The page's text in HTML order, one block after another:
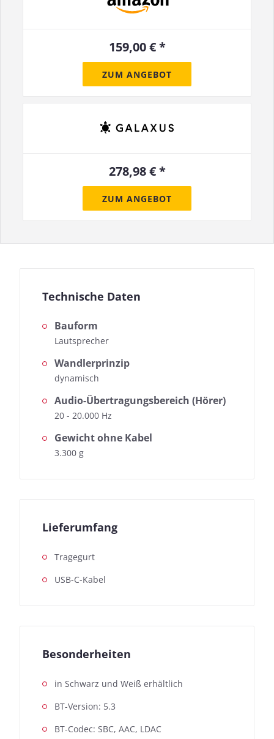
159,00 € *
ZUM ANGEBOT
278,98 € *
ZUM ANGEBOT
Technische Daten
Bauform
Lautsprecher
Wandlerprinzip
dynamisch
Audio-Übertragungsbereich (Hörer)
20 - 20.000 Hz
Gewicht ohne Kabel
3.300 g
Lieferumfang
Tragegurt
USB-C-Kabel
Besonderheiten
in Schwarz und Weiß erhältlich
BT-Version: 5.3
BT-Codec: SBC, AAC, LDAC